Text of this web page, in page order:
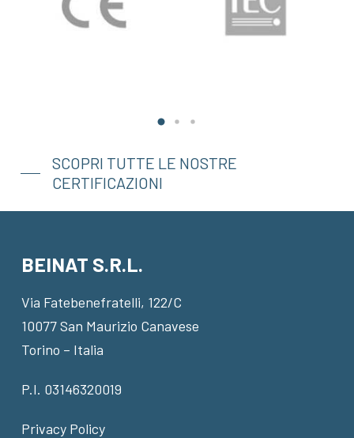
SCOPRI TUTTE LE NOSTRE
CERTIFICAZIONI
BEINAT S.R.L.
Via Fatebenefratelli, 122/C
10077 San Maurizio Canavese
Torino – Italia
P.I. 03146320019
Privacy Policy